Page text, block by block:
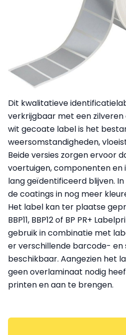
Dit kwalitatieve
verkrijgbaar met een zilveren
wit gecoate label is het
weersomstandigheden,
Beide versies zorgen ervoor
voertuigen, componenten en
lang geïdentificeerd blijven.
de coatings in nog meer
Het label kan ter plaatse
BBP11, BBP12 of BP PR+
gebruik in combinatie met
er verschillende barcode- en
beschikbaar. Aangezien het
geen overlaminaat nodig
printen en aan te brengen.